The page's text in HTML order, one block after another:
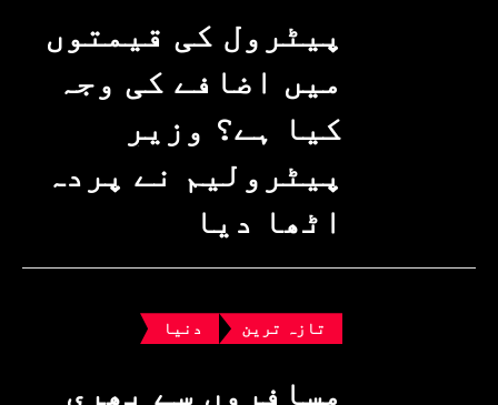
پیٹرول کی قیمتوں
میں اضافے کی وجہ
کیا ہے؟ وزیرِ
پیٹرولیم نے پردہ
اٹھا دیا
تازہ ترین دنیا
مسافروں سے بھری